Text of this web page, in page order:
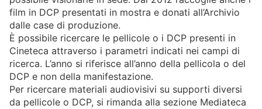
FONDO STORICO
BIBLIOTECA E PERIODICI
FONDO ARTISTICO
FOTOTECA
film in DCP presentati in mostra e donati all’Archivio
dalle case di produzione.
È possibile ricercare le pellicole o i DCP presenti in
Cineteca attraverso i parametri indicati nei campi di
ricerca. L’anno si riferisce all’anno della pellicola o del
DCP e non della manifestazione.
Per ricercare materiali audiovisivi su supporti diversi
da pellicole o DCP, si rimanda alla sezione Mediateca